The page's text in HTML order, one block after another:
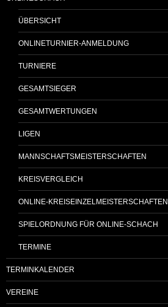
ÜBERSICHT
ONLINETURNIER-ANMELDUNG
TURNIERE
GESAMTSIEGER
GESAMTWERTUNGEN
LIGEN
MANNSCHAFTSMEISTERSCHAFTEN
KREISVERGLEICH
ONLINE-KREISEINZELMEISTERSCHAFTEN
SPIELORDNUNG FÜR ONLINE-SCHACH
TERMINE
TERMINKALENDER
VEREINE